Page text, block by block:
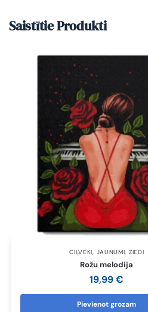
Saistītie Produkti
CILVĒKI, JAUNUMI, ZIEDI
Rožu melodija
19,99€
Pievienot grozam